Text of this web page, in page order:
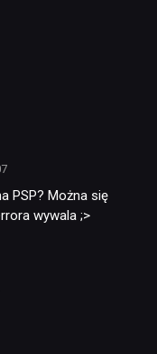
PSP? Można się
wywala ;>